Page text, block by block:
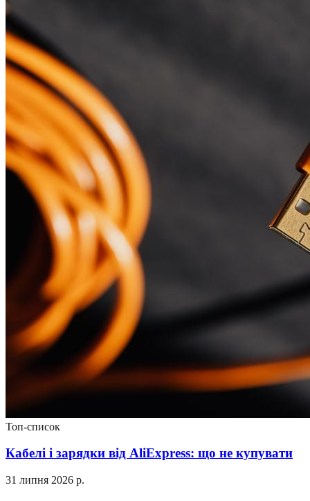
Топ-список
Кабелі і зарядки від AliExpress: що не купувати
31 липня 2026 р.